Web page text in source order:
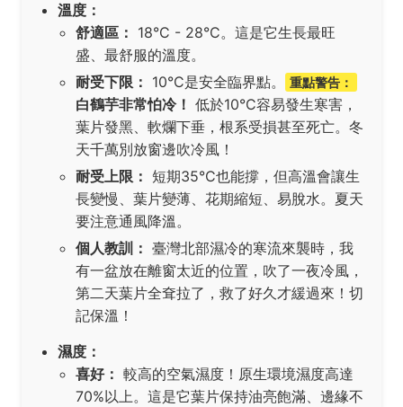
溫度：
舒適區： 18°C - 28°C。這是它生長最旺
盛、最舒服的溫度。
耐受下限： 10°C是安全臨界點。 重點警告：
白鶴芋非常怕冷！ 低於10°C容易發生寒害，
葉片發黑、軟爛下垂，根系受損甚至死亡。冬
天千萬別放窗邊吹冷風！
耐受上限： 短期35°C也能撐，但高溫會讓生
長變慢、葉片變薄、花期縮短、易脫水。夏天
要注意通風降溫。
個人教訓： 臺灣北部濕冷的寒流來襲時，我
有一盆放在離窗太近的位置，吹了一夜冷風，
第二天葉片全耷拉了，救了好久才緩過來！切
記保溫！
濕度：
喜好： 較高的空氣濕度！原生環境濕度高達
70%以上。這是它葉片保持油亮飽滿、邊緣不